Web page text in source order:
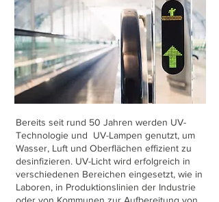
Bereits seit rund 50 Jahren werden UV-
Technologie und UV-Lampen genutzt, um
Wasser, Luft und Oberflächen effizient zu
desinfizieren. UV-Licht wird erfolgreich in
verschiedenen Bereichen eingesetzt, wie in
Laboren, in Produktionslinien der Industrie